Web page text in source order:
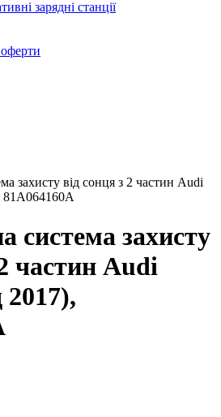
зарядні станції
захисту від сонця з 2 частин Audi
81A064160A
система захисту
частин Audi
2017),